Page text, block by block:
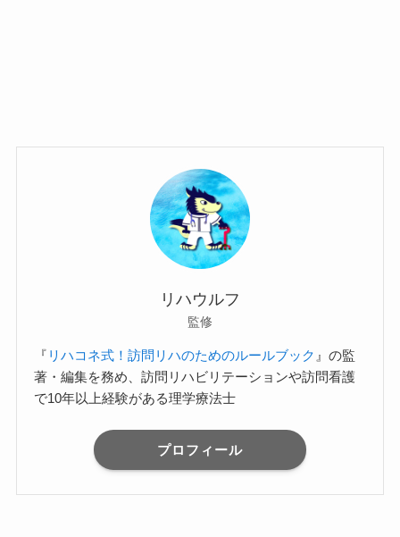
リハウルフ
監修
『 リハコネ式！訪問リハのためのルールブック 』の監
著・編集を務め、訪問リハビリテーションや訪問看護
で10年以上経験がある理学療法士
プロフィール